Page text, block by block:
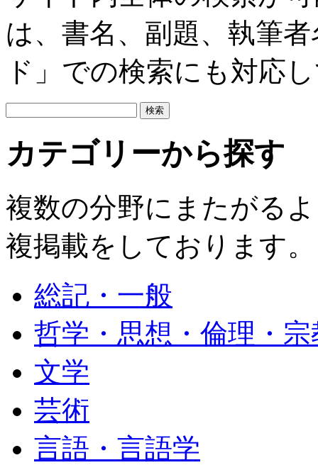
は、書名、副題、執筆
ド」での検索にも対応
カテゴリーから探す
複数の分野にまたがる
複掲載をしております。
総記・一般
哲学・思想・倫理・宗
文学
芸術
言語・言語学